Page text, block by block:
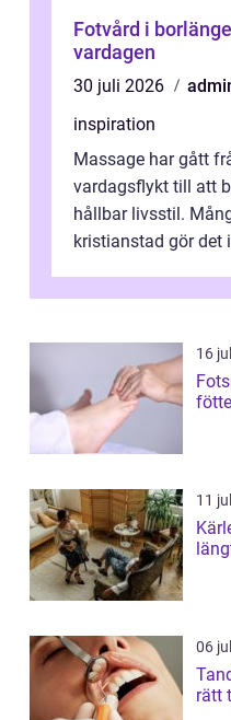
Fotvård i borlänge friskare fötter i
vardagen
30 juli 2026
inspiration
Massage har gått
vardagsflykt till att
hållbar livsstil.
kristianstad gör det
16
11
06
rätt